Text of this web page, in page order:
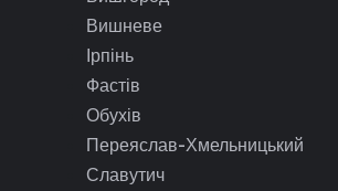
Вишневе
Ірпінь
Фастів
Обухів
Переяслав-Хмельницький
Славутич